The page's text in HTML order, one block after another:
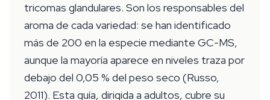
tricomas glandulares. Son los responsables del
aroma de cada variedad: se han identificado
más de 200 en la especie mediante GC-MS,
aunque la mayoría aparece en niveles traza por
debajo del 0,05 % del peso seco (Russo,
2011). Esta guía, dirigida a adultos, cubre su